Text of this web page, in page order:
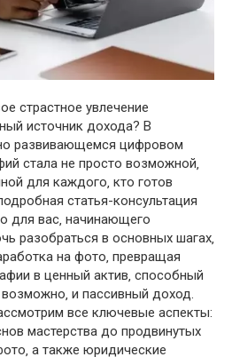
страстное увлечение
источник дохода? В
развивающемся цифровом
стала не просто возможной‚
для каждого‚ кто готов
статья-консультация
для вас‚ начинающего
разобраться в основных шагах‚
на фото‚ превращая
в ценный актив‚ способный
и пассивный доход.
все ключевые аспекты:
мастерства до продвинутых
а также юридические